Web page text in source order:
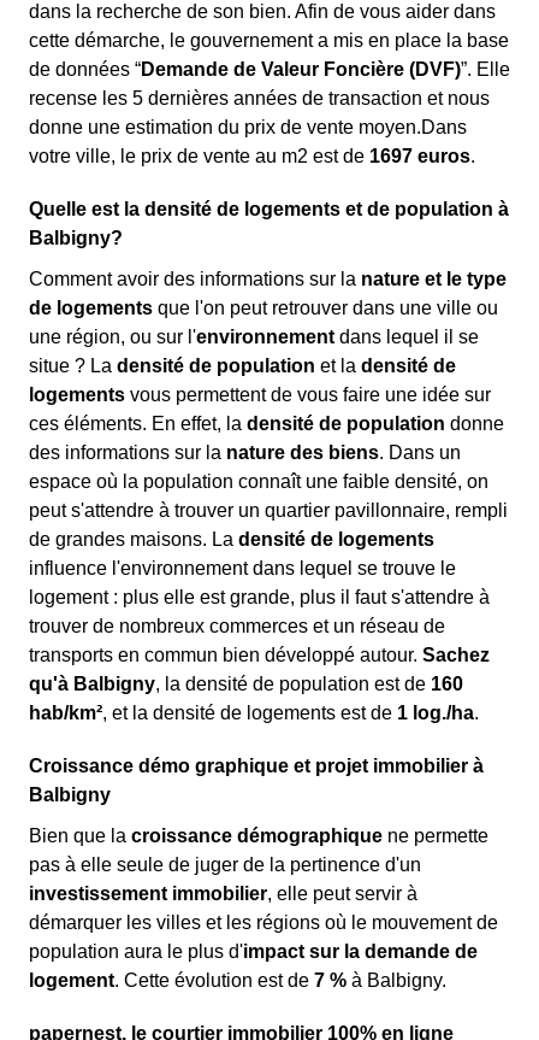
dans la recherche de son bien. Afin de vous aider dans
cette démarche, le gouvernement a mis en place la base
de données “Demande de Valeur Foncière (DVF)”. Elle
recense les 5 dernières années de transaction et nous
donne une estimation du prix de vente moyen.Dans
votre ville, le prix de vente au m2 est de 1697 euros.
Quelle est la densité de logements et de population à
Balbigny?
Comment avoir des informations sur la nature et le type
de logements que l'on peut retrouver dans une ville ou
une région, ou sur l'environnement dans lequel il se
situe ? La densité de population et la densité de
logements vous permettent de vous faire une idée sur
ces éléments. En effet, la densité de population donne
des informations sur la nature des biens. Dans un
espace où la population connaît une faible densité, on
peut s'attendre à trouver un quartier pavillonnaire, rempli
de grandes maisons. La densité de logements
influence l'environnement dans lequel se trouve le
logement : plus elle est grande, plus il faut s'attendre à
trouver de nombreux commerces et un réseau de
transports en commun bien développé autour. Sachez
qu'à Balbigny, la densité de population est de 160
hab/km², et la densité de logements est de 1 log./ha.
Croissance démo graphique et projet immobilier à
Balbigny
Bien que la croissance démographique ne permette
pas à elle seule de juger de la pertinence d'un
investissement immobilier, elle peut servir à
démarquer les villes et les régions où le mouvement de
population aura le plus d'impact sur la demande de
logement. Cette évolution est de 7 % à Balbigny.
papernest, le courtier immobilier 100% en ligne